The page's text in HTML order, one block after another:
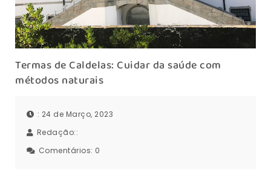
Termas de Caldelas: Cuidar da saúde com
métodos naturais
: 24 de Março, 2023
Redação::
Comentários: 0